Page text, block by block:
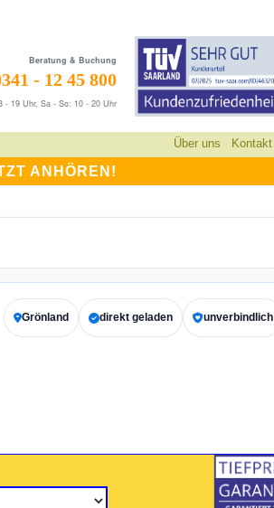
Beratung & Buchung
- 12 45 800
- 19 Uhr, Sa - So: 10 - 20 Uhr
Über uns Kontakt
ANHÖREN!
Grönland direkt geladen unverbindlich